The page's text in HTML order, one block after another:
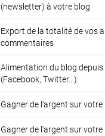
(newsletter) à votre blog
Export de la totalité de vos
commentaires
Alimentation du blog
(Facebook, Twitter...)
Gagner de l'argent sur
Gagner de l'argent sur